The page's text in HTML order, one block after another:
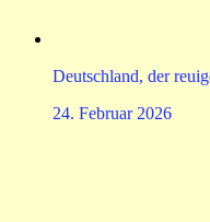
Deutschland, der
24. Februar 2026